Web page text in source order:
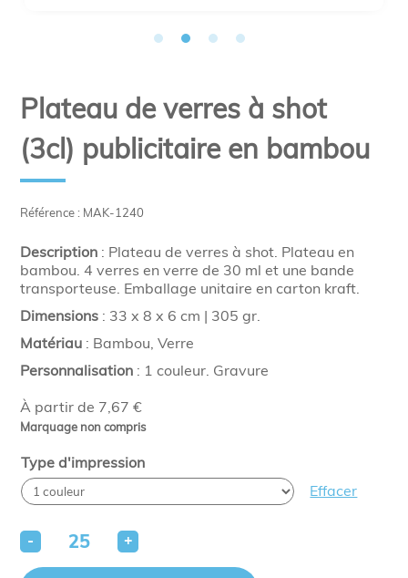
Référence : MAK-1240
À partir de 7,67 €
Marquage non compris
Plateau de verres à shot
(3cl) publicitaire en bambou
Description : Plateau de verres à shot. Plateau en
bambou. 4 verres en verre de 30 ml et une bande
transporteuse. Emballage unitaire en carton kraft.
Dimensions : 33 x 8 x 6 cm | 305 gr.
Matériau : Bambou, Verre
Personnalisation : 1 couleur. Gravure
Type d'impression
Effacer
- +